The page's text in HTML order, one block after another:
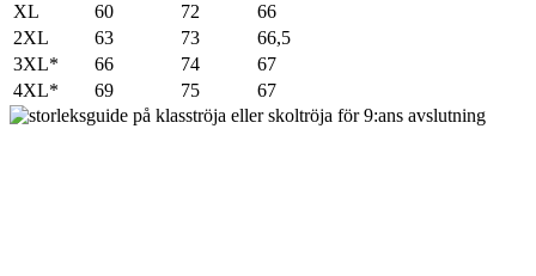
XL
60 72
66
2XL
63 73
66,5
3XL*
66 74
67
4XL*
69 75 67